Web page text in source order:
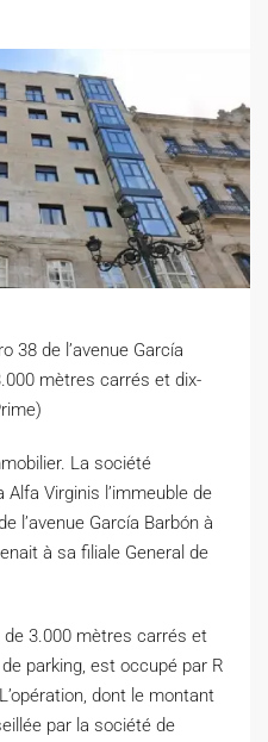
38 de l’avenue García
mètres carrés et dix-
La société
Virginis l’immeuble de
l’avenue García Barbón à
à sa filiale General de
de 3.000 mètres carrés et
parking, est occupé par R
dont le montant
par la société de